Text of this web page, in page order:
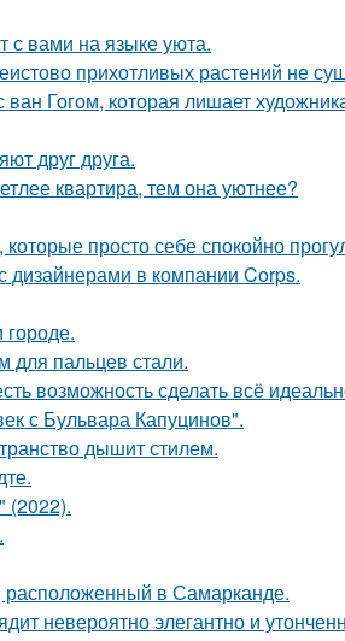
с вами на языке уюта.
прихотливых растений не
Гогом, которая лишает
друг друга.
квартира, тем она уютнее?
просто себе спокойно
дизайнерами в компании Corps.
для пальцев стали.
возможность сделать всё
с Бульвара Капуцинов".
дышит стилем.
(2022).
расположенный в Самарканде.
невероятно элегантно и